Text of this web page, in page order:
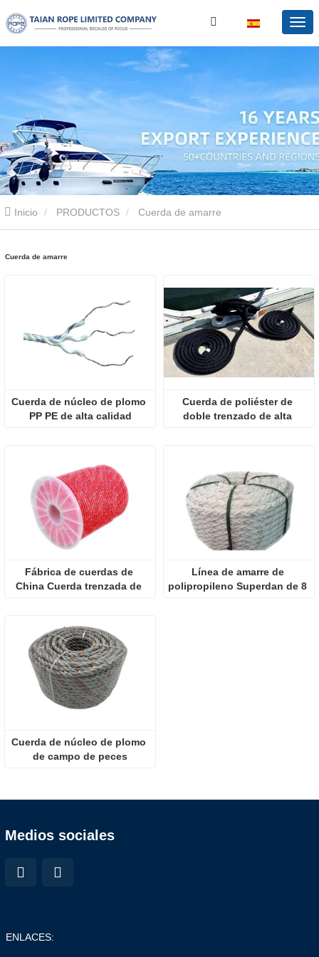
Inicio PRODUCTOS Cuerda de amarre
Cuerda de amarre
Cuerda de núcleo de plomo
PP PE de alta calidad
Cuerda de poliéster de
doble trenzado de alta
Fábrica de cuerdas de
China Cuerda trenzada de
Línea de amarre de
polipropileno Superdan de 8
Cuerda de núcleo de plomo
de campo de peces
Medios sociales
ENLACES: